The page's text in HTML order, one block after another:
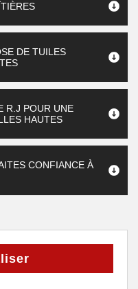
DE TUILES
R.J POUR UNE
HAUTES
CONFIANCE À